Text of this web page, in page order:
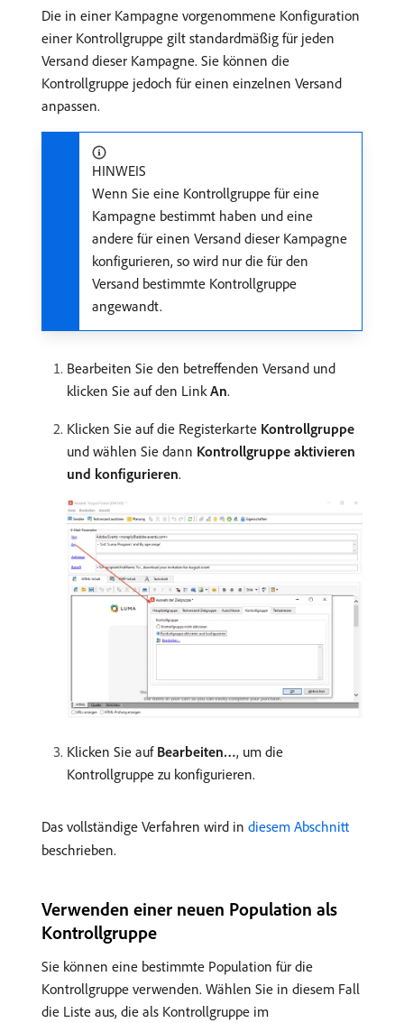
Die in einer Kampagne vorgenommene Konfiguration
einer Kontrollgruppe gilt standardmäßig für jeden
Versand dieser Kampagne. Sie können die
Kontrollgruppe jedoch für einen einzelnen Versand
anpassen.
HINWEIS
Wenn Sie eine Kontrollgruppe für eine
Kampagne bestimmt haben und eine
andere für einen Versand dieser Kampagne
konfigurieren, so wird nur die für den
Versand bestimmte Kontrollgruppe
angewandt.
Bearbeiten Sie den betreffenden Versand und
klicken Sie auf den LinkAn.
Klicken Sie auf die Registerkarte Kontrollgruppe
und wählen Sie dann Kontrollgruppe aktivieren
und konfigurieren.
Klicken Sie auf Bearbeiten…, um die
Kontrollgruppe zu konfigurieren.
Das vollständige Verfahren wird in diesem Abschnitt
beschrieben.
Verwenden einer neuen Population als
Kontrollgruppe
Sie können eine bestimmte Population für die
Kontrollgruppe verwenden. Wählen Sie in diesem Fall
die Liste aus, die als Kontrollgruppe im